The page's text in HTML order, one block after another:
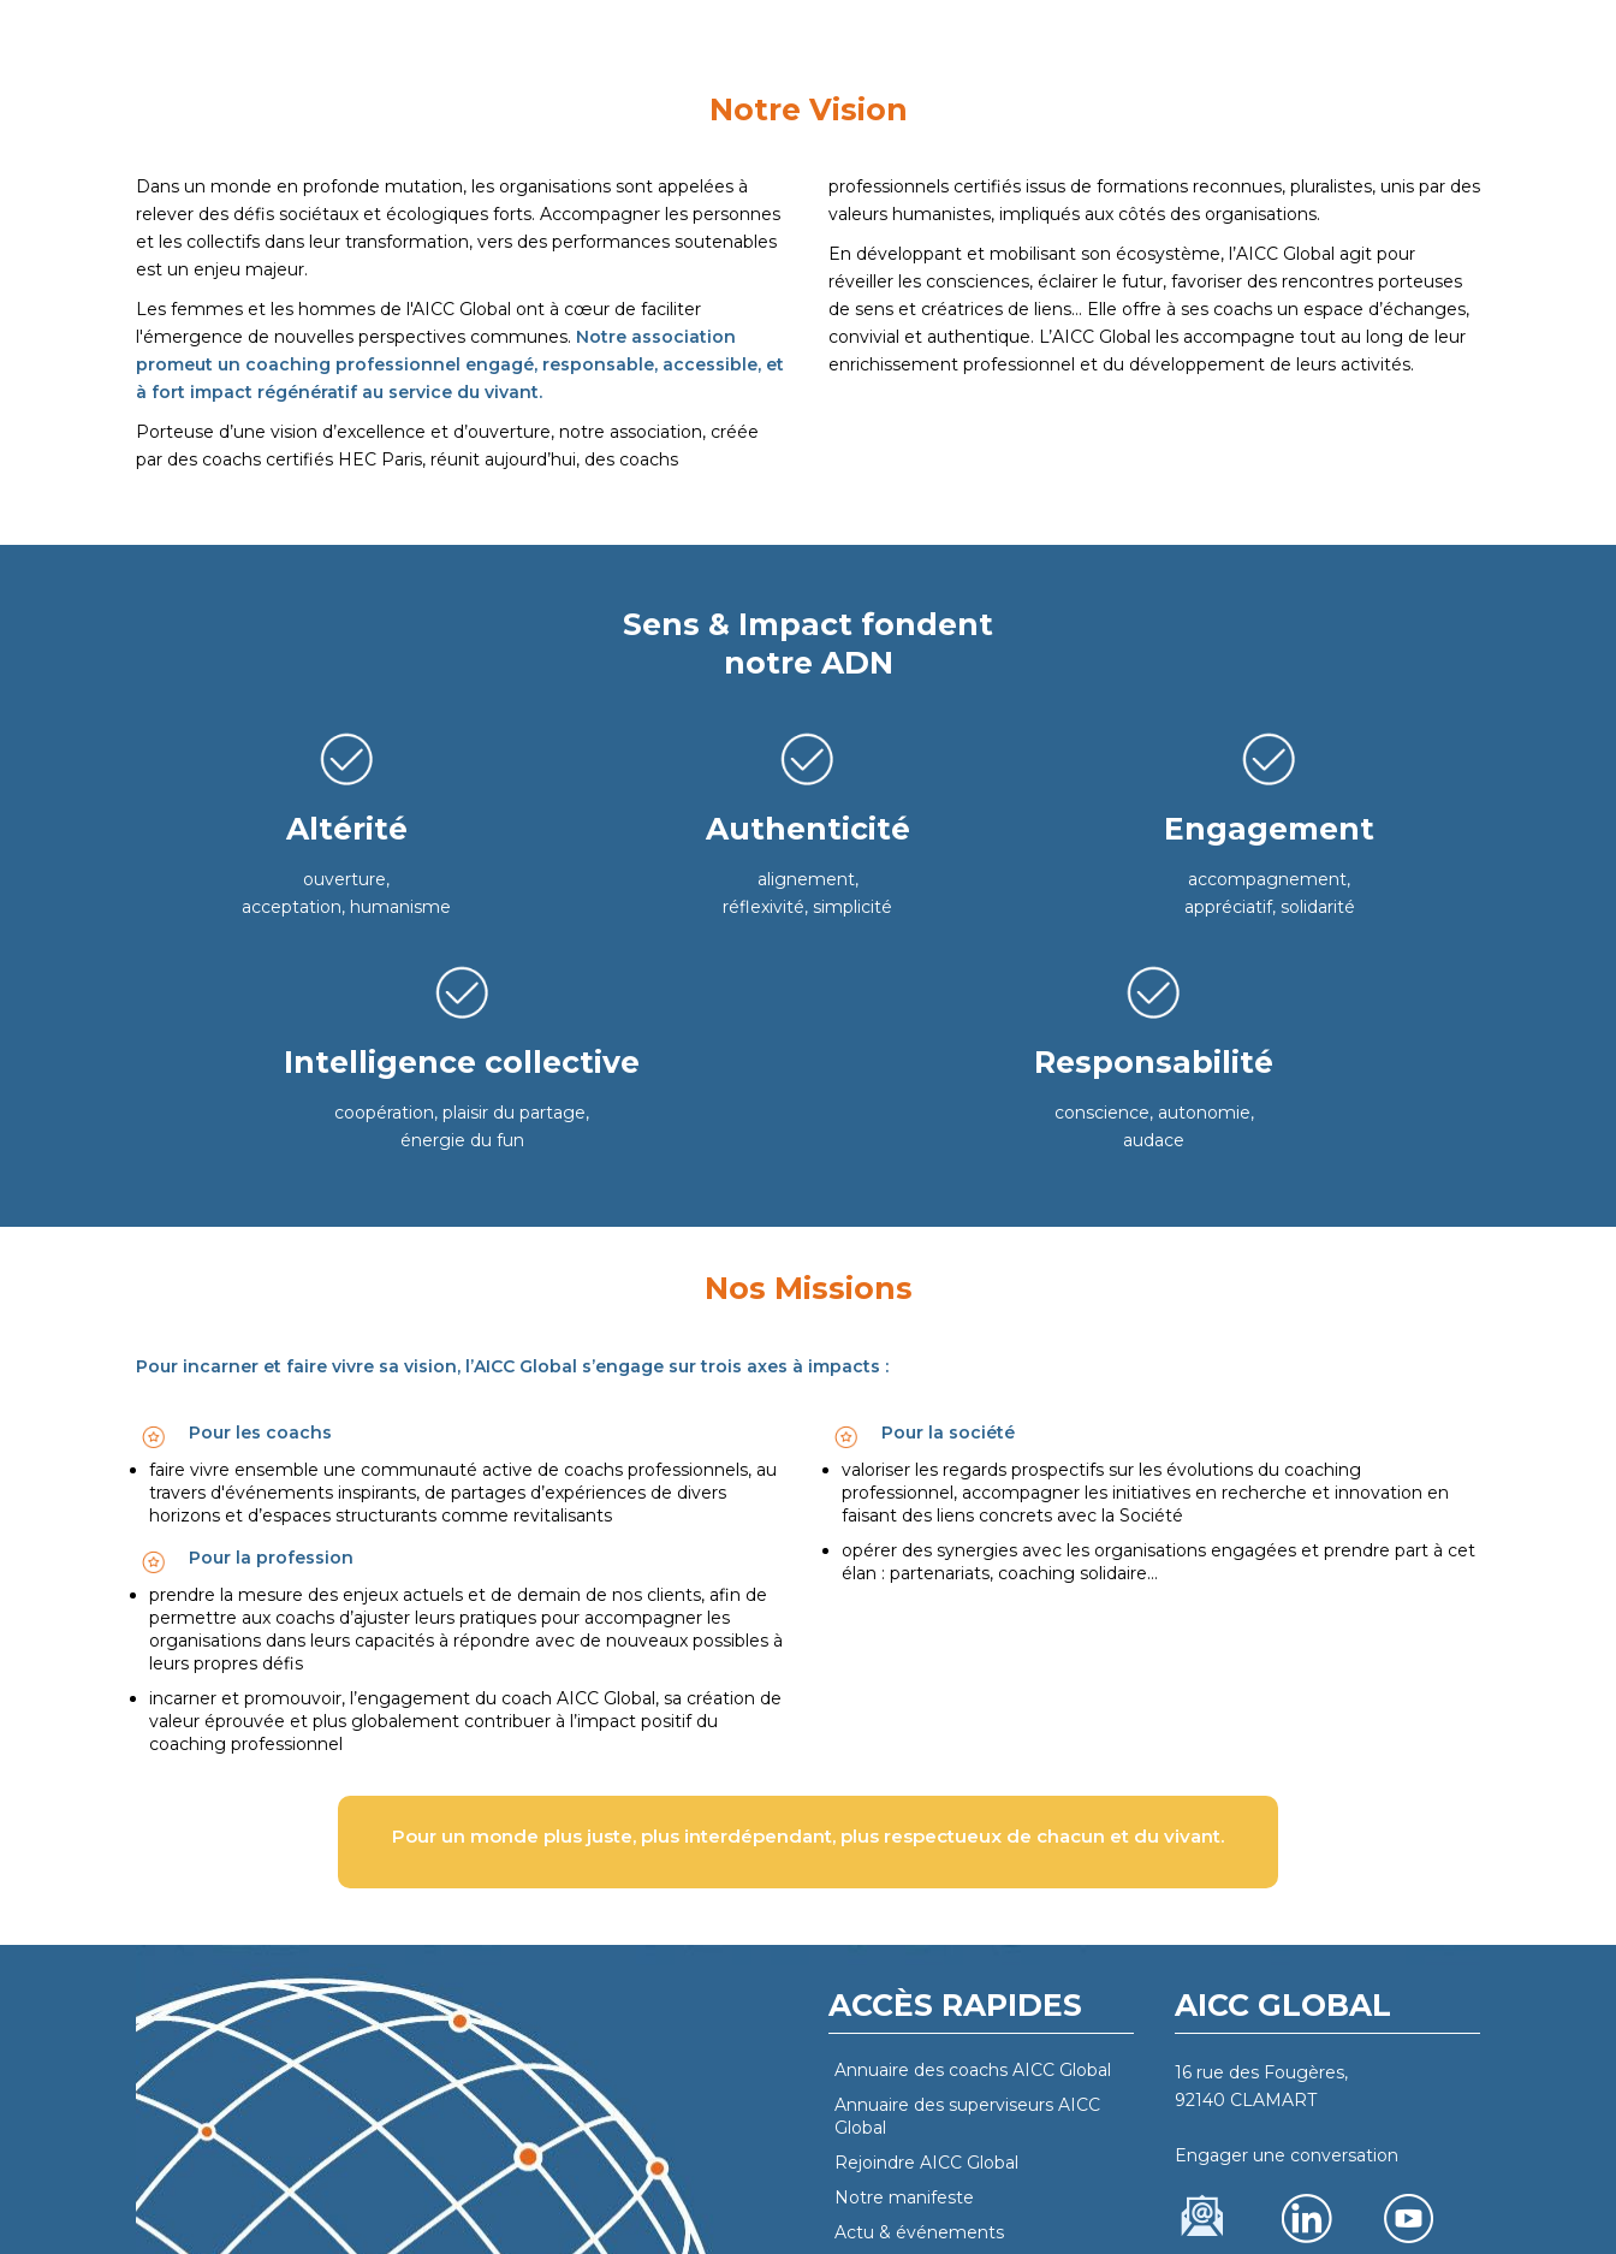
Notre Vision
Dans un monde en profonde mutation, les organisations sont appelées à
relever des défis sociétaux et écologiques forts. Accompagner les personnes
et les collectifs dans leur transformation, vers des performances soutenables
est un enjeu majeur.
Les femmes et les hommes de l'AICC Global ont à cœur de faciliter
l'émergence de nouvelles perspectives communes. Notre association
promeut un coaching professionnel engagé, responsable, accessible, et
à fort impact régénératif au service du vivant.
Porteuse d’une vision d’excellence et d’ouverture, notre association, créée
par des coachs certifiés HEC Paris, réunit aujourd’hui, des coachs
professionnels certifiés issus de formations reconnues, pluralistes, unis par des
valeurs humanistes, impliqués aux côtés des organisations.
En développant et mobilisant son écosystème, l’AICC Global agit pour
réveiller les consciences, éclairer le futur, favoriser des rencontres porteuses
de sens et créatrices de liens… Elle offre à ses coachs un espace d’échanges,
convivial et authentique. L’AICC Global les accompagne tout au long de leur
enrichissement professionnel et du développement de leurs activités.
Sens & Impact fondent
notre ADN
Altérité
ouverture,
acceptation, humanisme
Authenticité
alignement,
réflexivité, simplicité
Engagement
accompagnement,
appréciatif, solidarité
Intelligence collective
coopération, plaisir du partage,
énergie du fun
Responsabilité
conscience, autonomie,
audace
Nos Missions
Pour incarner et faire vivre sa vision, l’AICC Global s’engage sur trois axes à impacts :
Pour les coachs
faire vivre ensemble une communauté active de coachs professionnels, au
travers d'événements inspirants, de partages d’expériences de divers
horizons et d’espaces structurants comme revitalisants
Pour la profession
prendre la mesure des enjeux actuels et de demain de nos clients, afin de
permettre aux coachs d’ajuster leurs pratiques pour accompagner les
organisations dans leurs capacités à répondre avec de nouveaux possibles à
leurs propres défis
incarner et promouvoir, l’engagement du coach AICC Global, sa création de
valeur éprouvée et plus globalement contribuer à l’impact positif du
coaching professionnel
Pour la société
valoriser les regards prospectifs sur les évolutions du coaching
professionnel, accompagner les initiatives en recherche et innovation en
faisant des liens concrets avec la Société
opérer des synergies avec les organisations engagées et prendre part à cet
élan : partenariats, coaching solidaire…
Pour un monde plus juste, plus interdépendant, plus respectueux de chacun et du vivant.
ACCÈS RAPIDES
Annuaire des coachs AICC Global
Annuaire des superviseurs AICC
Global
Rejoindre AICC Global
Notre manifeste
Actu & événements
AICC GLOBAL
16 rue des Fougères,
92140 CLAMART
Engager une conversation